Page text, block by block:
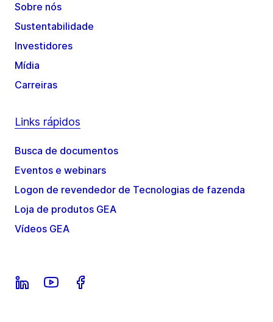
Sobre nós
Sustentabilidade
Investidores
Mídia
Carreiras
Links rápidos
Busca de documentos
Eventos e webinars
Logon de revendedor de Tecnologias de fazenda
Loja de produtos GEA
Vídeos GEA